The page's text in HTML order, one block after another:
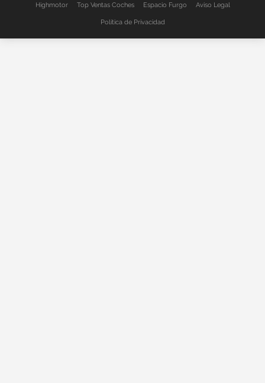
Highmotor Top Ventas Coches Espacio Furgo Aviso Legal
Política de Privacidad